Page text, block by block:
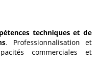
techniques et de
. Professionnalisation et
commerciales et